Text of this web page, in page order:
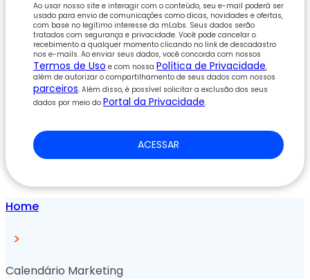
Ao usar nosso site e interagir com o conteúdo, seu e-mail poderá ser
usado para envio de comunicações como dicas, novidades e ofertas,
com base no legítimo interesse da mLabs. Seus dados serão
tratados com segurança e privacidade. Você pode cancelar o
recebimento a qualquer momento clicando no link de descadastro
nos e-mails. Ao enviar seus dados, você concorda com nossos
Termos de Uso e com nossa Política de Privacidade,
além de autorizar o compartilhamento de seus dados com nossos
parceiros. Além disso, é possível solicitar a exclusão dos seus
dados por meio do Portal da Privacidade.
ACESSAR
Home
>
Calendário Marketing